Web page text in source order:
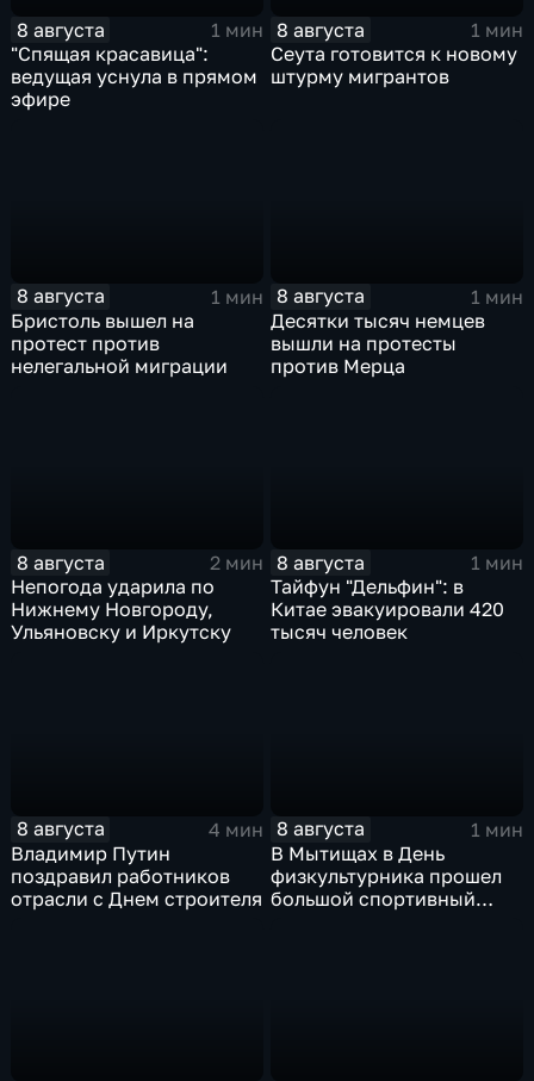
8 августа
1 мин
"Спящая красавица":
ведущая уснула в прямом
эфире
8 августа
1 мин
Сеута готовится к новому
штурму мигрантов
8 августа
1 мин
Бристоль вышел на
протест против
нелегальной миграции
8 августа
1 мин
Десятки тысяч немцев
вышли на протесты
против Мерца
8 августа
2 мин
Непогода ударила по
Нижнему Новгороду,
Ульяновску и Иркутску
8 августа
1 мин
Тайфун "Дельфин": в
Китае эвакуировали 420
тысяч человек
8 августа
4 мин
Владимир Путин
поздравил работников
отрасли с Днем строителя
8 августа
1 мин
В Мытищах в День
физкультурника прошел
большой спортивный